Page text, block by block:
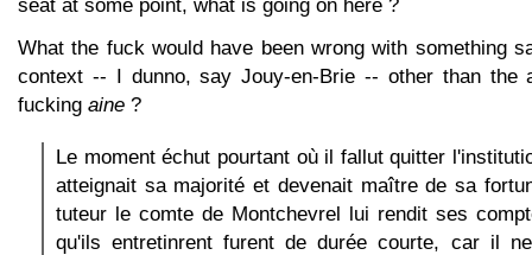
What the fuck would have been wrong with something
context -- I dunno, say Jouy-en-Brie -- other than the
fucking aine ?
Le moment échut pourtant où il fallut quitter
atteignait sa majorité et devenait maître de sa
tuteur le comte de Montchevrel lui rendit ses
qu'ils entretinrent furent de durée courte, car il